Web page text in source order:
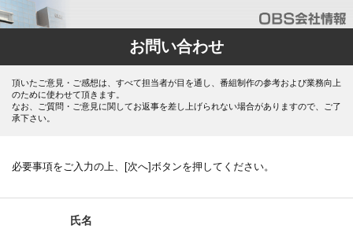
お問い合わせ
頂いたご意見・ご感想は、すべて担当者が目を通し、番組制作の参考および業務向上
のために使わせて頂きます。
なお、ご質問・ご意見に関してお返事を差し上げられない場合がありますので、ご了
承下さい。
必要事項をご入力の上、[次へ]ボタンを押してください。
氏名